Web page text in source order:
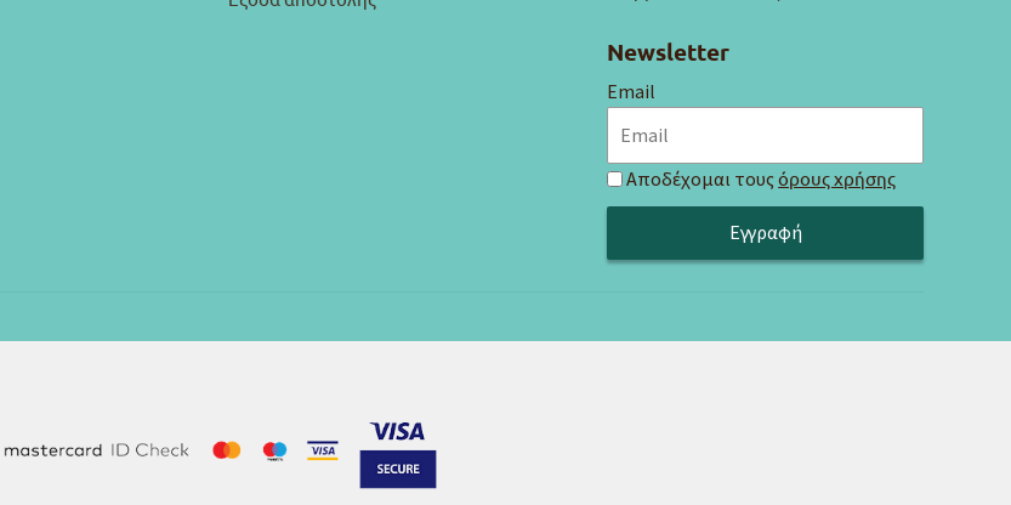
Newsletter
Email
Αποδέχομαι τουςόρους χρήσης